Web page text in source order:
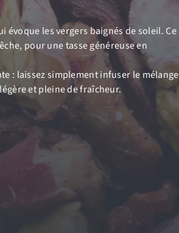
les vergers baignés de soleil. Ce
pour une tasse généreuse en
: laissez simplement infuser le mélange
et pleine de fraîcheur.
×